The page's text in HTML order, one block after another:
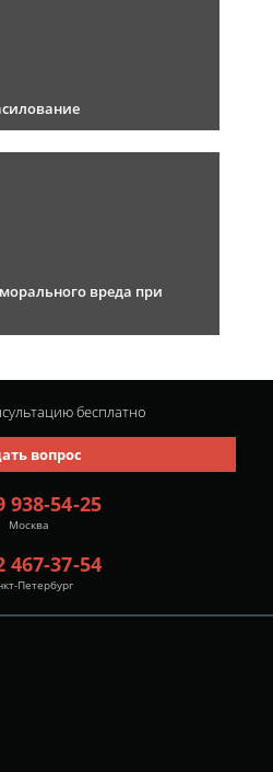
вреда при
938-54-25
Москва
467-37-54
Петербург
вопрос
бесплатно